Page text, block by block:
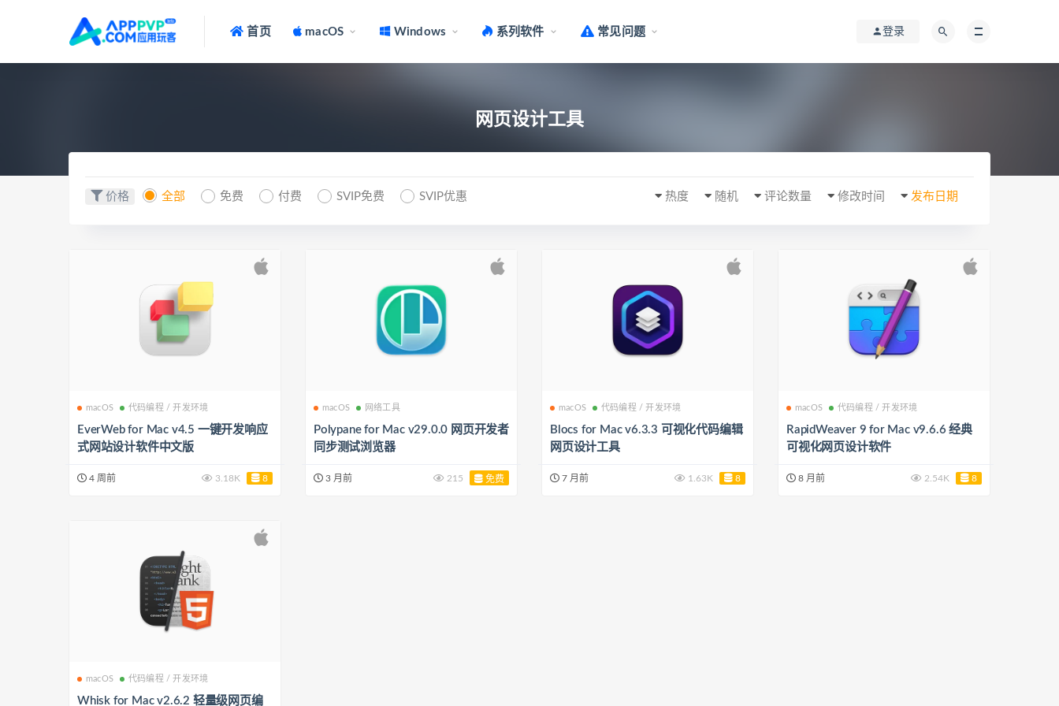
首页 macOS Windows 系列软件 常见问题 登录
网页设计工具
价格 全部 免费 付费 SVIP免费 SVIP优惠 发布日期
修改时间
评论数量
随机
热度
macOS 代码编程 / 开发环境
EverWeb for Mac v4.5 一键开发响应
式网站设计软件中文版
4 周前 3.18K 8
macOS 网络工具
Polypane for Mac v29.0.0 网页开发者
同步测试浏览器
3 月前 215 免费
macOS 代码编程 / 开发环境
Blocs for Mac v6.3.3 可视化代码编辑
网页设计工具
7 月前 1.63K 8
macOS 代码编程 / 开发环境
RapidWeaver 9 for Mac v9.6.6 经典
可视化网页设计软件
8 月前 2.54K 8
macOS 代码编程 / 开发环境
Whisk for Mac v2.6.2 轻量级网页编